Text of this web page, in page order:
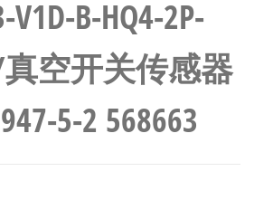
V1D-B-HQ4-2P-
空开关传感器
5-2 568663